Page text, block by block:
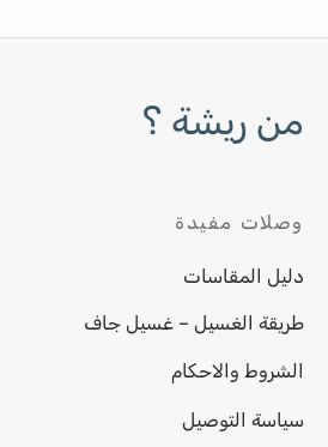
من ريشة ؟
وصلات مفيدة
دليل المقاسات
طريقة الغسيل – غسيل جاف
الشروط والاحكام
سياسة التوصيل